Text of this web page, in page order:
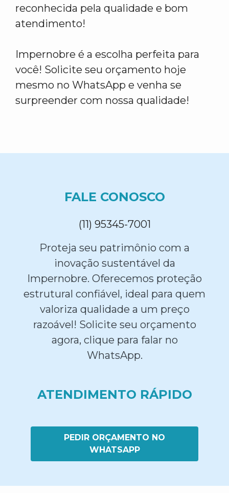
reconhecida pela qualidade e bom
atendimento!
Impernobre é a escolha perfeita para
você! Solicite seu orçamento hoje
mesmo no WhatsApp e venha se
surpreender com nossa qualidade!
FALE CONOSCO
(11) 95345-7001
Proteja seu patrimônio com a
inovação sustentável da
Impernobre. Oferecemos proteção
estrutural confiável, ideal para quem
valoriza qualidade a um preço
razoável! Solicite seu orçamento
agora, clique para falar no
WhatsApp.
ATENDIMENTO RÁPIDO
PEDIR ORÇAMENTO NO
WHATSAPP